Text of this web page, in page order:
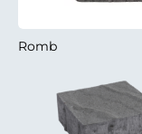
Romb